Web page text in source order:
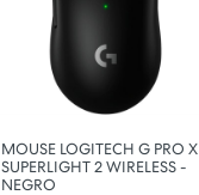
MOUSE LOGITECH G PRO X
SUPERLIGHT 2 WIRELESS -
NEGRO